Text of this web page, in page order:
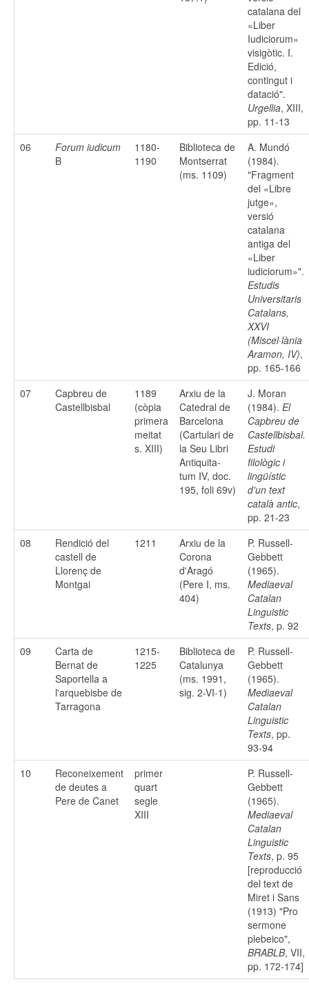
catalana del
«Liber
Iudiciorum»
visigòtic. I.
Edició,
contingut i
datació".
Urgellia, XIII,
pp. 11-13
06
Forum iudicum
B
1180-
1190
Biblioteca de
Montserrat
(ms. 1109)
A. Mundó
(1984).
"Fragment
del «Libre
jutge»,
versió
catalana
antiga del
«Liber
iudiciorum»".
Estudis
Universitaris
Catalans,
XXVI
(Miscel·lània
Aramon, IV),
pp. 165-166
07
Capbreu de
Castellbisbal
1189
(còpia
primera
meitat
s. XIII)
Arxiu de la
Catedral de
Barcelona
(Cartulari de
la Seu Libri
Antiquita-
tum IV, doc.
195, foli 69v)
J. Moran
(1984). El
Capbreu de
Castellbisbal.
Estudi
filològic i
lingüístic
d'un text
català antic,
pp. 21-23
08
Rendició del
castell de
Llorenç de
Montgai
1211
Arxiu de la
Corona
d'Aragó
(Pere I, ms.
404)
P. Russell-
Gebbett
(1965).
Mediaeval
Catalan
Linguistic
Texts, p. 92
09
Carta de
Bernat de
Saportella a
l'arquebisbe de
Tarragona
1215-
1225
Biblioteca de
Catalunya
(ms. 1991,
sig. 2-VI-1)
P. Russell-
Gebbett
(1965).
Mediaeval
Catalan
Linguistic
Texts, pp.
93-94
10
Reconeixement
de deutes a
Pere de Canet
primer
quart
segle
XIII
P. Russell-
Gebbett
(1965).
Mediaeval
Catalan
Linguistic
Texts, p. 95
[reproducció
del text de
Miret i Sans
(1913) "Pro
sermone
plebeico",
BRABLB, VII,
pp. 172-174]